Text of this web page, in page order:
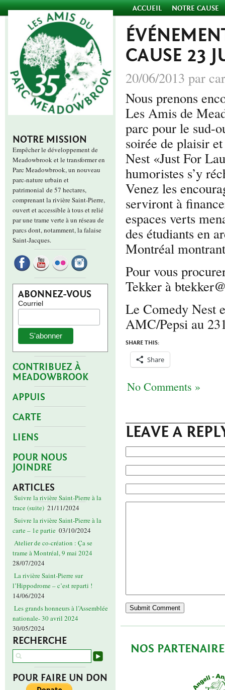
ACCUEIL NOTRE CAUSE
NOTRE MISSION
Empêcher le développement de
Meadowbrook et le transformer en
Parc Meadowbrook, un nouveau
parc-nature urbain et
patrimonial de 57 hectares,
comprenant la rivière Saint-Pierre,
ouvert et accessible à tous et relié
par une trame verte à un réseau de
parcs dont, notamment, la falaise
Saint-Jacques.
ABONNEZ-VOUS
Courriel
CONTRIBUEZ À
MEADOWBROOK
APPUIS
CARTE
LIENS
POUR NOUS
JOINDRE
ARTICLES
Suivre la rivière Saint-Pierre à la
trace (suite) 21/11/2024
Suivre la rivière Saint-Pierre à la
carte – 1e partie 03/10/2024
Atelier de co-création : Ça se
trame à Montréal, 9 mai 2024
28/07/2024
La rivière Saint-Pierre sur
l’Hippodrome – c’est reparti !
14/06/2024
Les grands honneurs à l’Assemblée
nationale- 30 avril 2024
30/05/2024
RECHERCHE
POUR FAIRE UN DON
CAUSE 23
20/06/2013 par
Nous prenons
Les Amis de
parc pour le sud-
soirée de plaisir
Nest «Just For
humoristes s’y
Venez les
serviront à
espaces verts
des étudiants en
Montréal
Pour vous
Tekker à
Le Comedy Nest
AMC/Pepsi au
SHARE THIS:
Share
No Comments »
LEAVE A
NOS